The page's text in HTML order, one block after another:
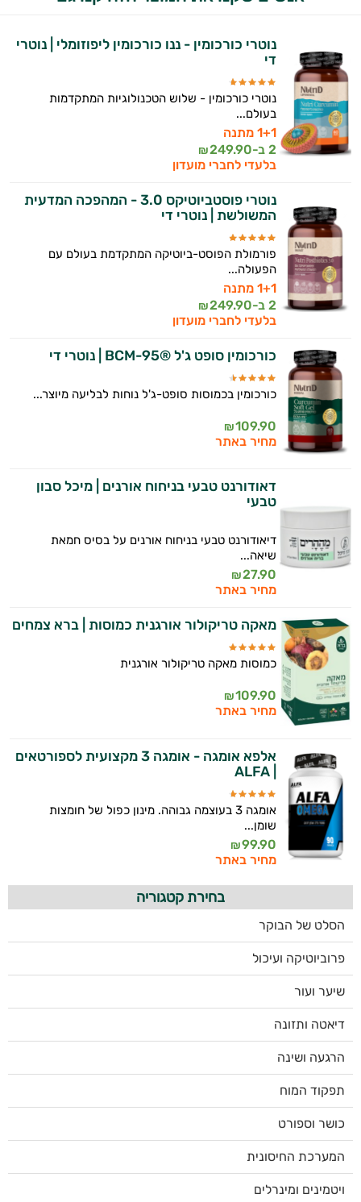
נוטרי כורכומין - ננו כורכומין ליפוזומלי | נוטרי
די
נוטרי כורכומין - שלוש הטכנולוגיות המתקדמות
בעולם...
1+1 מתנה
2 ב-
249.90
₪
בלעדי לחברי מועדון
נוטרי פוסטביוטיקס 3.0 - המהפכה המדעית
המשולשת | נוטרי די
פורמולת הפוסט-ביוטיקה המתקדמת בעולם עם
הפעולה...
1+1 מתנה
2 ב-
249.90
₪
בלעדי לחברי מועדון
כורכומין סופט ג'ל ®BCM-95 | נוטרי די
כורכומין בכמוסות סופט-ג'ל נוחות לבליעה מיוצר...
109.90
₪
מחיר באתר
דאודורנט טבעי בניחוח אורנים | מיכל סבון
טבעי
דיאודורנט טבעי בניחוח אורנים על בסיס חמאת
שיאה...
27.90
₪
מחיר באתר
מאקה טריקולור אורגנית כמוסות | ברא צמחים
כמוסות מאקה טריקולור אורגנית
109.90
₪
מחיר באתר
אלפא אומגה - אומגה 3 מקצועית לספורטאים
| ALFA
אומגה 3 בעוצמה גבוהה. מינון כפול של חומצות
שומן...
99.90
₪
מחיר באתר
בחירת קטגוריה
הסלט של הבוקר
פרוביוטיקה ועיכול
שיער ועור
דיאטה ותזונה
הרגעה ושינה
תפקוד המוח
כושר וספורט
המערכת החיסונית
ויטמינים ומינרלים
אני יועץ הבריאות האישי AI של טבע בריא.
התשובות שלי מבוססות על מאגרי מידע קליניים
וספרות מקצועית בתחומי הרפואה הטבעית
ותזונת הספורט.
אני כאן כדי לעזור לך להתאים את תוספי
ולמצב הגופני שלך, ולהסביר לך אילו רכיבים
עובדים יחד כדי למקסם תוצאות גם בחיי היום
יום וגם בתחום הכושר והספורט.
המטרה שלי היא להתאים עבורך המלצות
אישיות מבוססות מדעית.
זה הזמן להתחיל. איך אוכל לעזור?